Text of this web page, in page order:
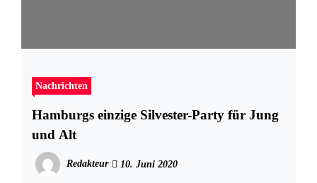
Nachrichten
Hamburgs einzige Silvester-Party für Jung
und Alt
Redakteur 10. Juni 2020